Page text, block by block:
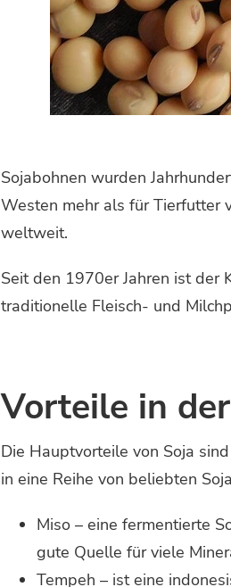
Sojabohnen wurden
Westen mehr als für Tierfutter
weltweit.
Seit den 1970er Jahren ist der
traditionelle Fleisch- und
Vorteile in
Die Hauptvorteile von Soja
in eine Reihe von beliebten
Miso – eine fermentierte
gute Quelle für viele
Tempeh – ist eine